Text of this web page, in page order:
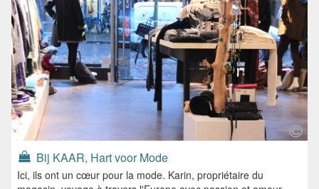
Bij KAAR, Hart voor Mode
Ici, ils ont un cœur pour la mode. Karin, propriétaire du